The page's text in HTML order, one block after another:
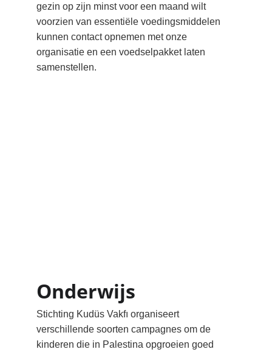
gezin op zijn minst voor een maand wilt
voorzien van essentiële voedingsmiddelen
kunnen contact opnemen met onze
organisatie en een voedselpakket laten
samenstellen.
Onderwijs
Stichting Kudüs Vakfı organiseert
verschillende soorten campagnes om de
kinderen die in Palestina opgroeien goed